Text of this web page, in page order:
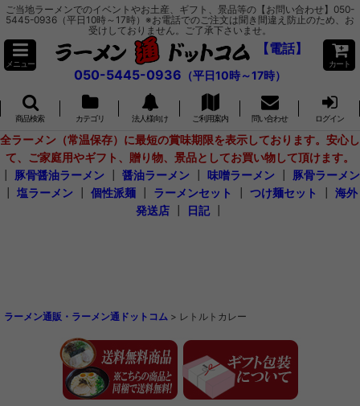
ご当地ラーメンでのイベントやお土産、ギフト、景品等の【お問い合わせ】050-
5445-0936（平日10時～17時）※お電話でのご注文は聞き間違え防止のため、お
受けしておりません。ご了承下さいませ。
メニュー
【電話】
050-5445-0936 （平日10時～17時）
カート
商品検索 カテゴリ 法人様向け ご利用案内 問い合わせ ログイン
全ラーメン（常温保存）に最短の賞味期限を表示しております。安心し
て、ご家庭用やギフト、贈り物、景品としてお買い物して頂けます。
豚骨醤油ラーメン 醤油ラーメン 味噌ラーメン
豚骨ラーメン
塩ラーメン 個性派麺 ラーメンセット つけ麺セット
海外
発送店
日記┃
ラーメン通販・ラーメン通ドットコム > レトルトカレー